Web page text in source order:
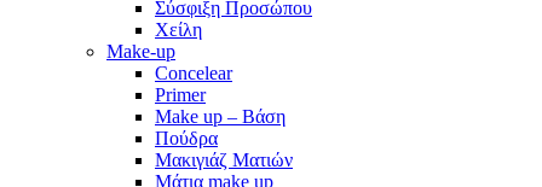
Σύσφιξη Προσώπου
Χείλη
Make-up
Concelear
Primer
Make up – Βάση
Πούδρα
Μακιγιάζ Ματιών
Μάτια make up